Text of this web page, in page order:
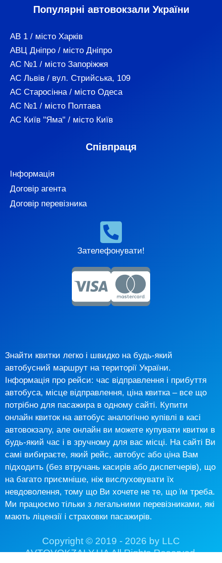
Популярні автовокзали України
АВ 1 / місто Харків
АВЦ Дніпро / місто Дніпро
АС №1 / місто Запоріжжя
АС Львів / вул. Стрийська, 109
АС Старосінна / місто Одеса
АС №1 / місто Полтава
АС Київ "Яма" / місто Київ
Співпраця
Інформація
Договір агента
Договір перевізника
Зателефонувати!
Знайти квитки легко і швидко на будь-який
автобусний маршрут на території України.
Інформація про рейси: час відправлення і прибуття
автобуса, місце відправлення, ціна квитка – все що
потрібно для пасажира в одному сайті. Купити
онлайн квиток на автобус аналогічно купівлі в касі
автовокзалу, але онлайн ви можете купувати квитки в
будь-який час і в зручному для вас місці. На сайті Ви
самі вибираєте, який рейс, автобус або ціна Вам
підходить (без втручань касирів або диспетчерів), що
на багато приємніше, ніж вислуховувати їх
невдоволення, тому що Ви хочете не те, що їм треба.
Ми працюємо тільки з легальними перевізниками, які
мають ліцензії і страховки пасажирів.
Copyright © 2019 - 2026 by LLC
AVTOVOKZALY.UA All Rights Reserved.